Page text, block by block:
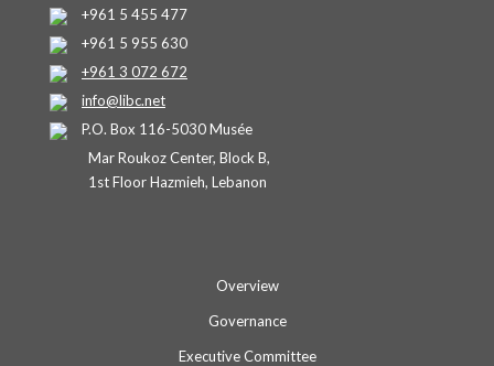
+961 5 455 477
+961 5 955 630
+961 3 072 672
info@libc.net
P.O. Box 116-5030 Musée
Mar Roukoz Center, Block B,
1st Floor Hazmieh, Lebanon
Overview
Governance
Executive Committee